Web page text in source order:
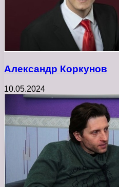
Александр Коркунов
10.05.2024